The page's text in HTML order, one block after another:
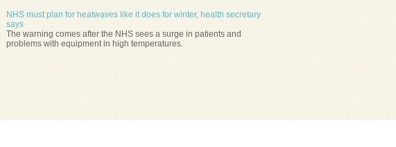
NHS must plan for heatwaves like it does for winter, health secretary
says
The warning comes after the NHS sees a surge in patients and
problems with equipment in high temperatures.